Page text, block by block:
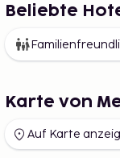
Beliebte
Karte von
Auf Karte